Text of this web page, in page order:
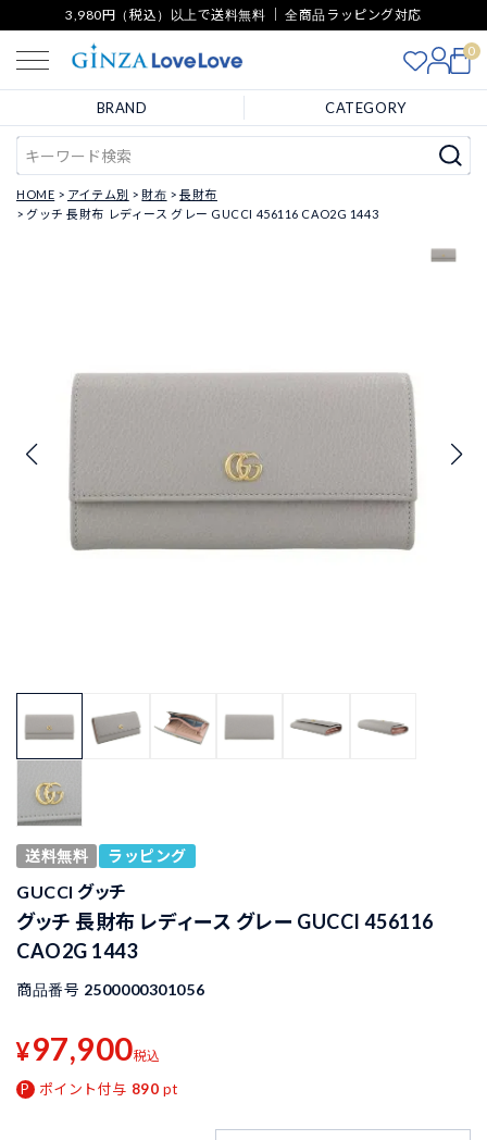
3,980円（税込）以上で送料無料 ｜ 全商品ラッピング対応
0
BRAND CATEGORY
HOME アイテム別 財布
長財布
グッチ 長財布 レディース グレー GUCCI 456116 CAO2G 1443
送料無料 ラッピング
GUCCI グッチ
グッチ 長財布 レディース グレー GUCCI 456116
CAO2G 1443
商品番号 2500000301056
¥97,900税込
ポイント付与 890 pt